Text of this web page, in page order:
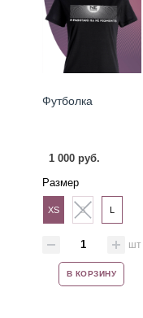
Футболка
1 000 руб.
Размер
XS S L
шт
В КОРЗИНУ